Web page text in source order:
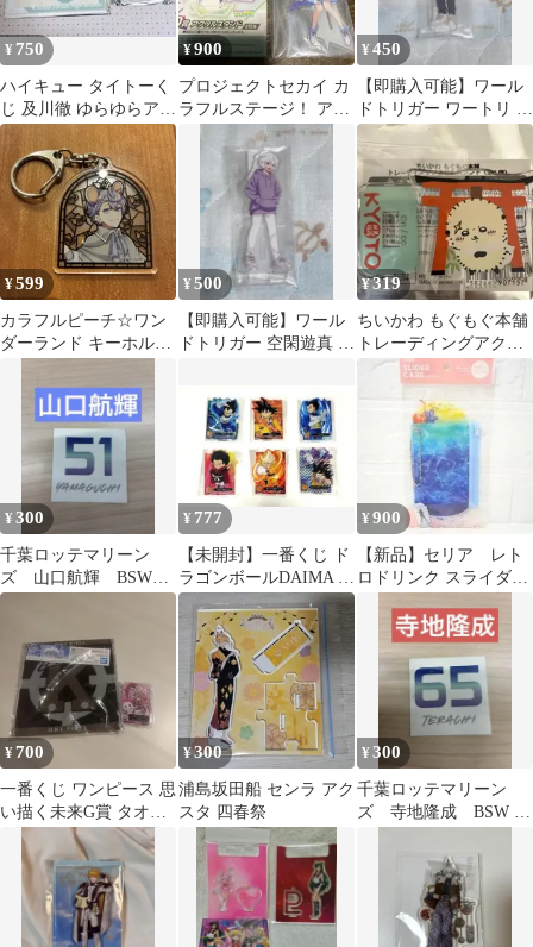
¥ 750
ハイキュー タイトーく
じ 及川徹 ゆらゆらアク
リルスタンド ふわふわ
缶バッジ
¥900
プロジェクトセカイ カ
ラフルステージ！ アク
リルスタンド Vol.7 花
里みのり
¥450
【即購入可能】ワール
ドトリガー ワートリ 嵐
山准 一番くじ アクリル
スタンド
¥599
カラフルピーチ☆ワン
ダーランド キーホルダ
¥500
【即購入可能】ワール
ドトリガー 空閑遊真 一
¥319
ちいかわ もぐもぐ本舗
トレーディングアクリ
ルスタンド ラッコ
¥300
千葉ロッテマリーン
ズ 山口航輝 BSW限
定ステッカー
¥ 777
【未開封】一番くじ ド
ラゴンボールDAIMA J
賞 ACLLECT 6種セット
¥900
【新品】セリア レト
ロドリンク スライダー
純喫茶 青色
¥700
一番くじ ワンピース 思
い描く未来G賞 タオル
くまペローナ アクスタ
2点セット
¥300
浦島坂田船 センラ アク
スタ 四春祭
¥300
千葉ロッテマリーン
ズ 寺地隆成 BSW 限